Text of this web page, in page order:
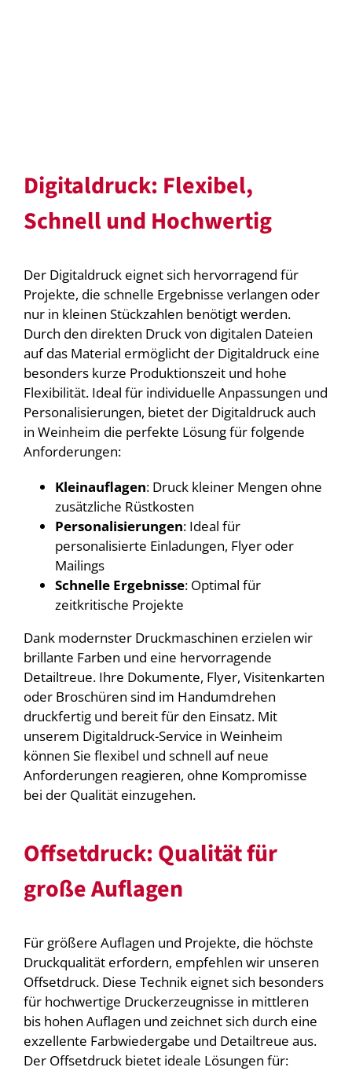
Digitaldruck: Flexibel,
Schnell und Hochwertig
Der Digitaldruck eignet sich hervorragend für
Projekte, die schnelle Ergebnisse verlangen oder
nur in kleinen Stückzahlen benötigt werden.
Durch den direkten Druck von digitalen Dateien
auf das Material ermöglicht der Digitaldruck eine
besonders kurze Produktionszeit und hohe
Flexibilität. Ideal für individuelle Anpassungen und
Personalisierungen, bietet der Digitaldruck auch
in Weinheim die perfekte Lösung für folgende
Anforderungen:
Kleinauflagen: Druck kleiner Mengen ohne
zusätzliche Rüstkosten
Personalisierungen: Ideal für
personalisierte Einladungen, Flyer oder
Mailings
Schnelle Ergebnisse: Optimal für
zeitkritische Projekte
Dank modernster Druckmaschinen erzielen wir
brillante Farben und eine hervorragende
Detailtreue. Ihre Dokumente, Flyer, Visitenkarten
oder Broschüren sind im Handumdrehen
druckfertig und bereit für den Einsatz. Mit
unserem Digitaldruck-Service in Weinheim
können Sie flexibel und schnell auf neue
Anforderungen reagieren, ohne Kompromisse
bei der Qualität einzugehen.
Offsetdruck: Qualität für
große Auflagen
Für größere Auflagen und Projekte, die höchste
Druckqualität erfordern, empfehlen wir unseren
Offsetdruck. Diese Technik eignet sich besonders
für hochwertige Druckerzeugnisse in mittleren
bis hohen Auflagen und zeichnet sich durch eine
exzellente Farbwiedergabe und Detailtreue aus.
Der Offsetdruck bietet ideale Lösungen für: